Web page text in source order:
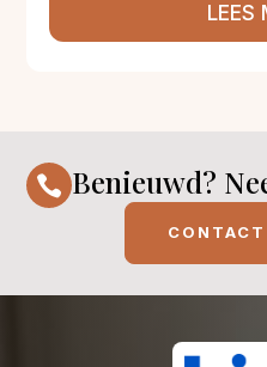
LEES
 Benieuwd?